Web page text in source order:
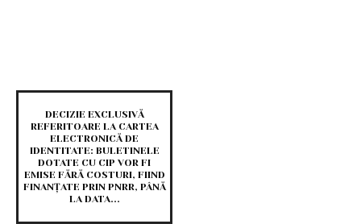
DECIZIE EXCLUSIVĂ
REFERITOARE LA CARTEA
ELECTRONICĂ DE
IDENTITATE: BULETINELE
DOTATE CU CIP VOR FI
EMISE FĂRĂ COSTURI, FIIND
FINANȚATE PRIN PNRR, PÂNĂ
LA DATA...